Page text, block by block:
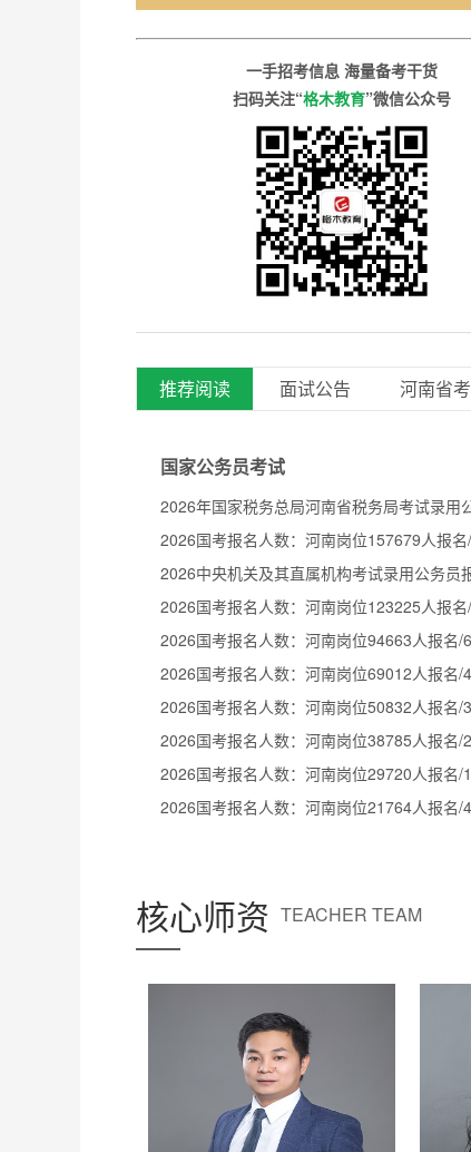
一手招考信息 海量备考干货
扫码关注“格木教育”微信公众号
推荐阅读 面试公告 河南省考
国家公务员考试
核心师资 TEACHER TEAM